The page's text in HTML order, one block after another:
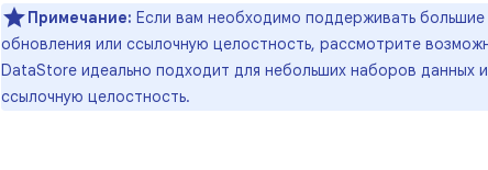
Примечание: Если вам необходимо поддерживать
обновления или ссылочную целостность, рассмотрите
DataStore идеально подходит для небольших наборов данных
ссылочную целостность.